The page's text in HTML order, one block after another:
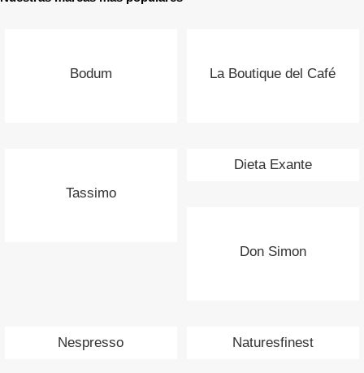
Bodum La Boutique del Café
Tassimo
Dieta Exante
Don Simon
Nespresso Naturesfinest